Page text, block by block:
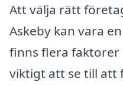
Att välja rätt
Askeby kan vara
finns flera faktorer
viktigt att se till att